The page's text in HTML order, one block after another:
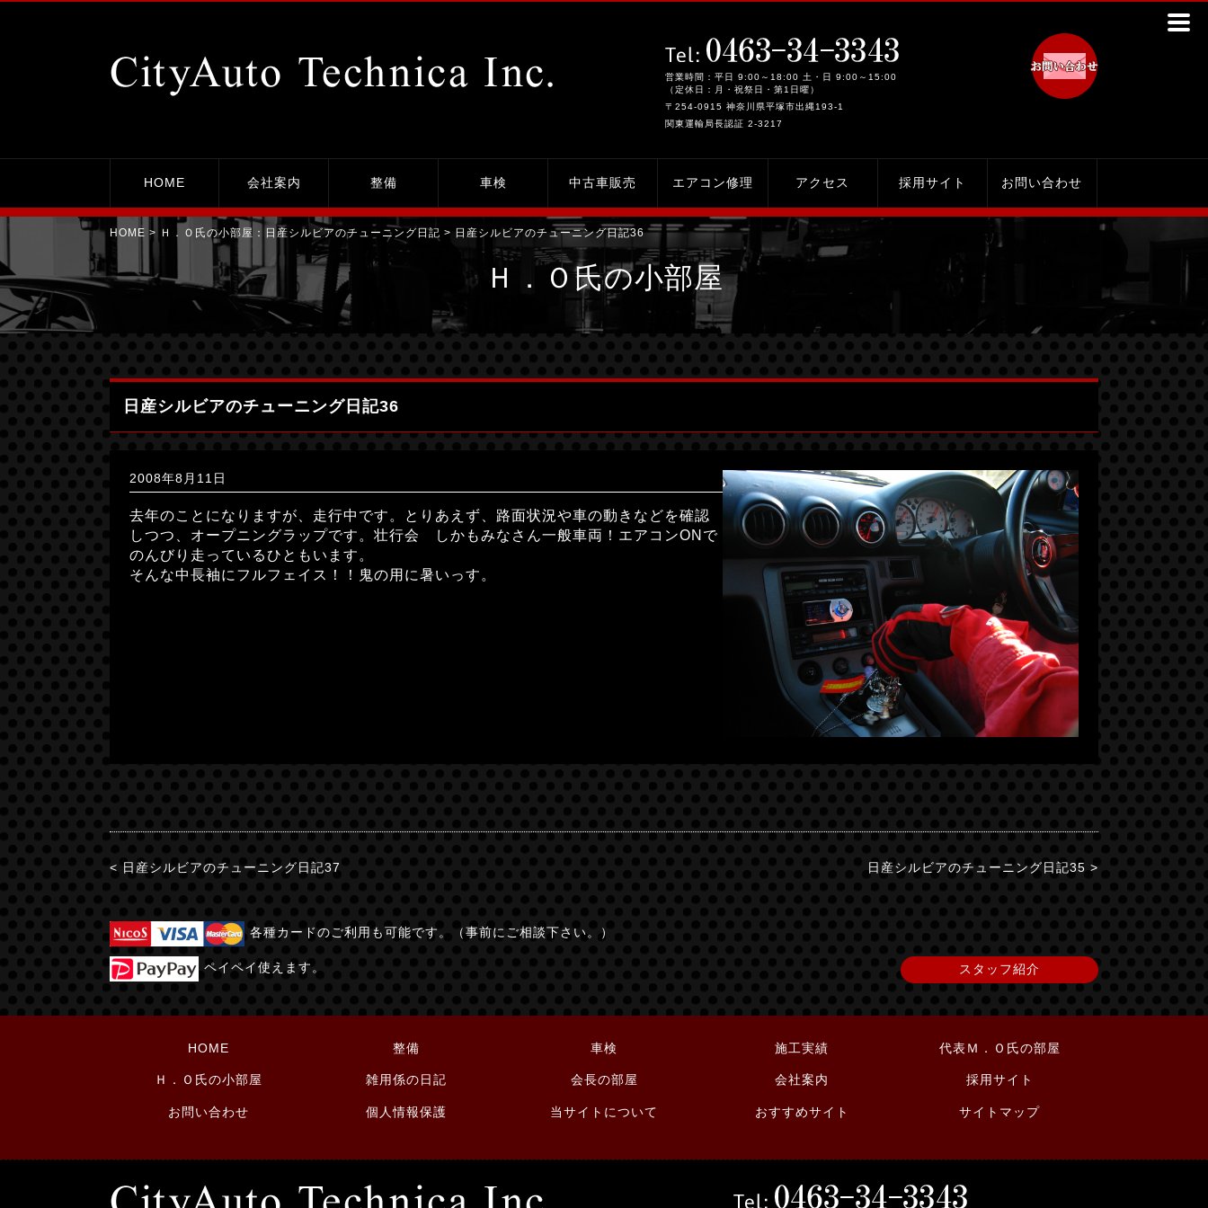
営業時間：平日 9:00～18:00 土・日 9:00～15:00
（定休日：月・祝祭日・第1日曜）
〒254-0915 神奈川県平塚市出縄193-1
関東運輸局長認証 2-3217
HOME 会社案内 整備 車検 中古車販売 エアコン修理 アクセス 採用サイト お問い合わせ
HOME > Ｈ．Ｏ氏の小部屋： 日産シルビアのチューニング日記 > 日産シルビアのチューニング日記36
Ｈ．Ｏ氏の小部屋
日産シルビアのチューニング日記36
2008年8月11日
去年のことになりますが、走行中です。とりあえず、路面状況や車の動きなどを確認
しつつ、オープニングラップです。壮行会 しかもみなさん一般車両！エアコンONで
のんびり走っているひともいます。
そんな中長袖にフルフェイス！！鬼の用に暑いっす。
< 日産シルビアのチューニング日記37 日産シルビアのチューニング日記35 >
各種カードのご利用も可能です。（事前にご相談下さい。）
ペイペイ使えます。 スタッフ紹介
HOME 整備 車検 施工実績 代表Ｍ．Ｏ氏の部屋
Ｈ．Ｏ氏の小部屋 雑用係の日記 会長の部屋 会社案内 採用サイト
お問い合わせ 個人情報保護 当サイトについて おすすめサイト サイトマップ